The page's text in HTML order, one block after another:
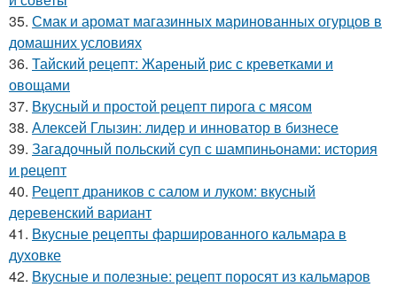
35. Смак и аромат магазинных маринованных огурцов в
домашних условиях
36. Тайский рецепт: Жареный рис с креветками и
овощами
37. Вкусный и простой рецепт пирога с мясом
38. Алексей Глызин: лидер и инноватор в бизнесе
39. Загадочный польский суп с шампиньонами: история
и рецепт
40. Рецепт драников с салом и луком: вкусный
деревенский вариант
41. Вкусные рецепты фаршированного кальмара в
духовке
42. Вкусные и полезные: рецепт поросят из кальмаров